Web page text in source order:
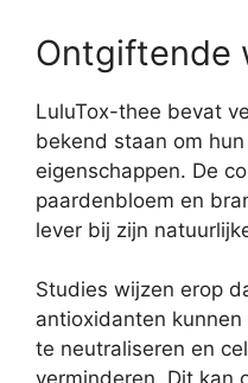
Ontgiftende
LuluTox-thee bevat
bekend staan om
eigenschappen. De
paardenbloem en
lever bij zijn
Studies wijzen erop
antioxidanten
te neutraliseren en